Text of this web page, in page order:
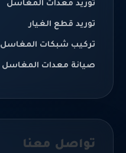
توريد معدات المغاسل
توريد قطع الغيار
تركيب شبكات المغاسل
صيانة معدات المغاسل
تواصل معنا